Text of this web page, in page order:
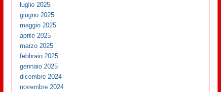
luglio 2025
giugno 2025
maggio 2025
aprile 2025
marzo 2025
febbraio 2025
gennaio 2025
dicembre 2024
novembre 2024